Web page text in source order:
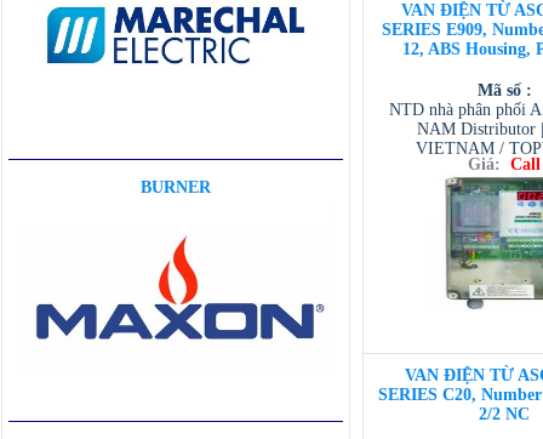
BURNER
VAN ĐIỆN TỪ
SERIES E909,
12, ABS Housing,
Mã số :
NTD nhà phân phối
NAM Distributor
VIETNAM /
VIETNAM /
/ TESCOM
Giá: Call
VAN ĐIỆN TỪ
SERIES C20,
2/2 NC